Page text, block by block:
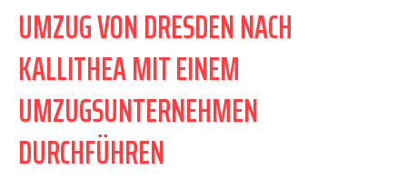
UMZUG VON DRESDEN NACH
KALLITHEA MIT EINEM
UMZUGSUNTERNEHMEN
DURCHFÜHREN